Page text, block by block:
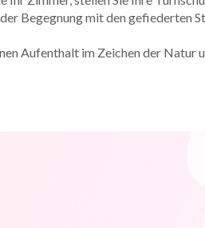
Begegnung mit den gefiederten
Aufenthalt im Zeichen der Natur